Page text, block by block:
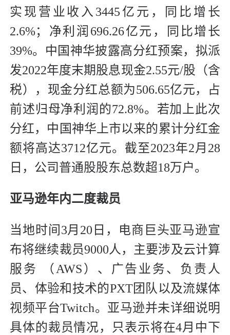
实现营业收入3445亿元，同比增长
2.6%；净利润696.26亿元，同比增长
39%。中国神华披露高分红预案，拟派
发2022年度末期股息现金2.55元/股（含
税），现金分红总额为506.65亿元，占
前述归母净利润的72.8%。若加上此次
分红，中国神华上市以来的累计分红金
额将高达3712亿元。截至2023年2月28
日，公司普通股股东总数超18万户。
亚马逊年内二度裁员
当地时间3月20日，电商巨头亚马逊宣
布将继续裁员9000人，主要涉及云计算
服务 （AWS）、广告业务、负责人
员、体验和技术的PXT团队以及流媒体
视频平台Twitch。亚马逊并未详细说明
具体的裁员情况，只表示将在4月中下